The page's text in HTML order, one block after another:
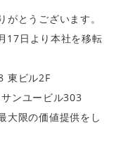
とうございます。
17日より本社を移転
東ビル2F
ンユービル303
大限の価値提供をし